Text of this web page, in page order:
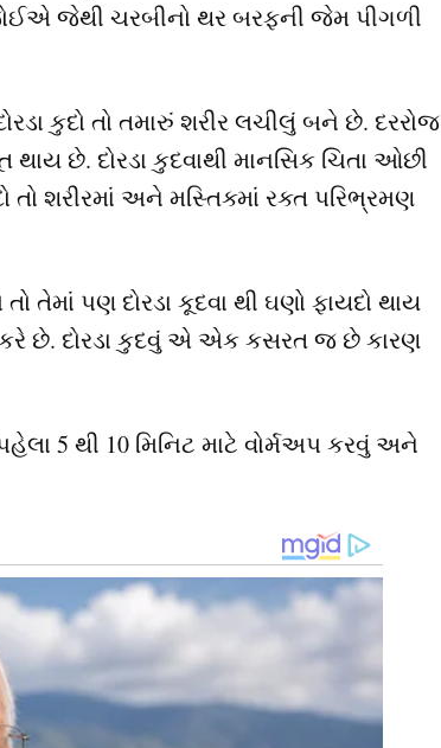
જોઈએ જેથી ચરબીનો થર બરફની જેમ પીગળી
કુદો તો તમારું શરીર લચીલું બને છે. દરરોજ
છે. દોરડા કુદવાથી માનસિક ચિતા ઓછી
તો શરીરમાં અને મસ્તિક્માં રક્ત પરિભ્રમણ
તેમાં પણ દોરડા કૂદવા થી ઘણો ફાયદો થાય
છે. દોરડા કુદવું એ એક કસરત જ છે કારણ
5 થી 10 મિનિટ માટે વોર્મઅપ કરવું અને